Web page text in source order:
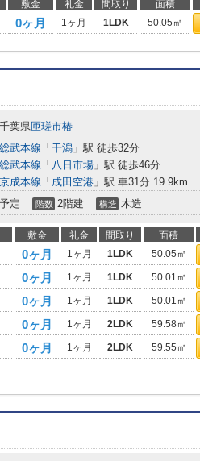
敷金 礼金 間取り 面積
0ヶ月 1ヶ月 1LDK 50.05㎡
千葉県匝瑳市椿
総武本線 「 干潟 」駅 徒歩32分
総武本線 「 八日市場 」駅 徒歩46分
京成本線 「 成田空港 」駅 車31分 19.9km
予定 階数 2階建 構造 木造
敷金 礼金 間取り 面積
0ヶ月 1ヶ月 1LDK 50.05㎡
0ヶ月 1ヶ月 1LDK 50.01㎡
0ヶ月 1ヶ月 1LDK 50.01㎡
0ヶ月 1ヶ月 2LDK 59.58㎡
0ヶ月 1ヶ月 2LDK 59.55㎡